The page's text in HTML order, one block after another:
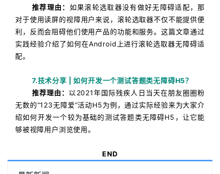
推荐理由： 如果滚轮选取器没有做好无障碍适配，那
对于使用读屏的视障用户来说，滚轮选取器不仅不能提供便
利，反而会阻碍他们使用产品的功能和服务。 这篇文章通过
实践经验介绍了如何在Android上进行滚轮选取器无障碍适
配。
7.技术分享 | 如何开发一个测试答题类无障碍H5？
推荐理由： 以2021年国际残疾人日当天在朋友圈圈粉
无数的“123无障爱”活动H5为例，通过实际经验来为大家介
绍如何开发一个较为基础的测试答题类无障碍H5，让它能
够被视障用户浏览使用。
END